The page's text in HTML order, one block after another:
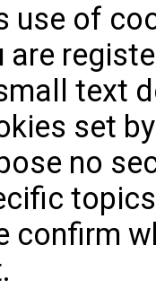
use of
text
set
no
confirm